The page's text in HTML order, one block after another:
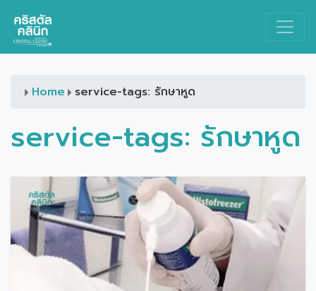
Main Navigation
Home service-tags: รักษาหูด
service-tags: รักษาหูด